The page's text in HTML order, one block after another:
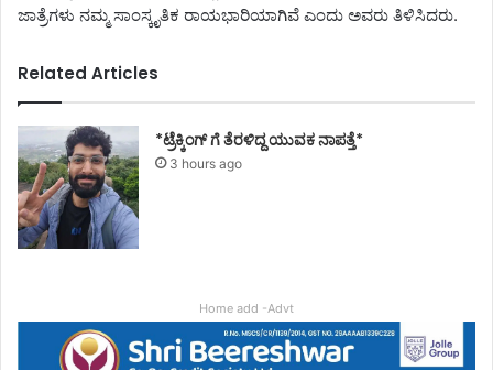
ಜಾತ್ರೆಗಳು ನಮ್ಮ ಸಾಂಸ್ಕೃತಿಕ ರಾಯಭಾರಿಯಾಗಿವೆ ಎಂದು ಅವರು ತಿಳಿಸಿದರು.
Related Articles
*ಟ್ರೆಕ್ಕಿಂಗ್ ಗೆ ತೆರಳಿದ್ದ ಯುವಕ ನಾಪತ್ತೆ*
3 hours ago
Home add -Advt